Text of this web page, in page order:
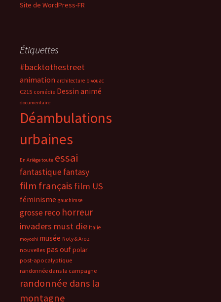
Site de WordPress-FR
Étiquettes
#backtothestreet
animation architecture bivouac
C215 comédie Dessin animé
documentaire
Déambulations
urbaines
En Ariège toute essai
fantastiquefantasy
film français film US
féminisme gauchimse
grosse reco horreur
invaders must die Italie
moyoshi musée Noty & Aroz
nouvelles pas oufpolar
post-apocalyptique
randonnée dans la campagne
randonnée dans la
montagne